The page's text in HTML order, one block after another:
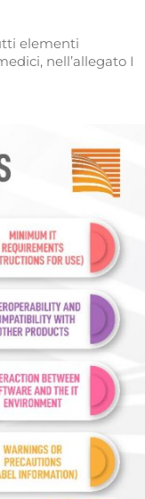
elementi
nell’allegato I